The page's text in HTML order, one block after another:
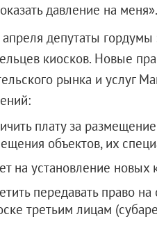
давление на меня».
депутаты
киосков. Новые
рынка и услуг
плату за
объектов, их
на установление новых
передавать право
третьим лицам